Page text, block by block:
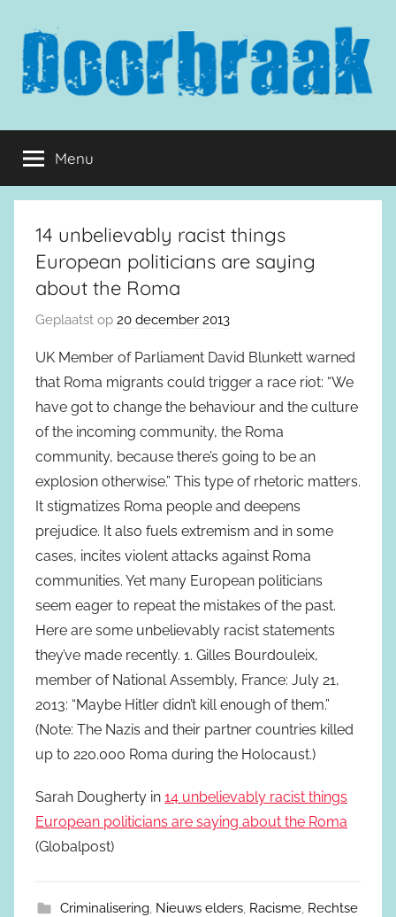
inhoud
springen
Doorbraak.eu
Menu
14 unbelievably racist things
European politicians are saying
about the Roma
Geplaatst op 20 december 2013
UK Member of Parliament David Blunkett warned
that Roma migrants could trigger a race riot: “We
have got to change the behaviour and the culture
of the incoming community, the Roma
community, because there’s going to be an
explosion otherwise.” This type of rhetoric matters.
It stigmatizes Roma people and deepens
prejudice. It also fuels extremism and in some
cases, incites violent attacks against Roma
communities. Yet many European politicians
seem eager to repeat the mistakes of the past.
Here are some unbelievably racist statements
they’ve made recently. 1. Gilles Bourdouleix,
member of National Assembly, France: July 21,
2013: “Maybe Hitler didn’t kill enough of them.”
(Note: The Nazis and their partner countries killed
up to 220.000 Roma during the Holocaust.)
Sarah Dougherty in 14 unbelievably racist things
European politicians are saying about the Roma
(Globalpost)
Criminalisering, Nieuws elders, Racisme, Rechtse